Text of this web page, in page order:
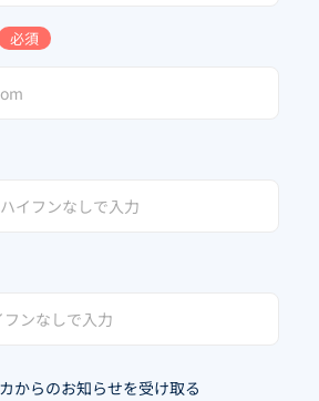
必須
からのお知らせを受け取る